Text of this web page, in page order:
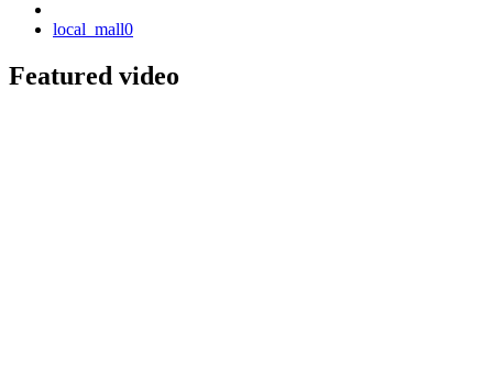
local_mall0
Featured video